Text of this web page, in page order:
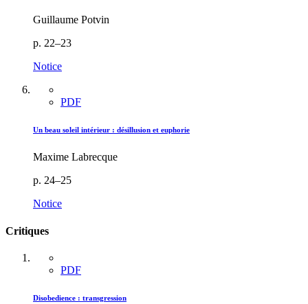
Guillaume Potvin
p. 22–23
Notice
PDF
Un beau soleil intérieur : désillusion et euphorie
Maxime Labrecque
p. 24–25
Notice
Critiques
PDF
Disobedience : transgression